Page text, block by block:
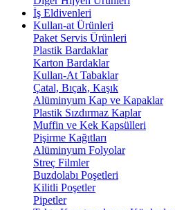
İş Eldivenleri
Kullan-at Ürünleri
Paket Servis Ürünleri
Plastik Bardaklar
Karton Bardaklar
Kullan-At Tabaklar
Çatal, Bıçak, Kaşık
Alüminyum Kap ve Kapaklar
Plastik Sızdırmaz Kaplar
Muffin ve Kek Kapsülleri
Pişirme Kağıtları
Alüminyum Folyolar
Streç Filmler
Buzdolabı Poşetleri
Kilitli Poşetler
Pipetler